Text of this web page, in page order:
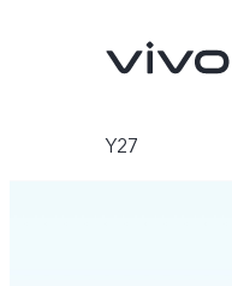
Y27